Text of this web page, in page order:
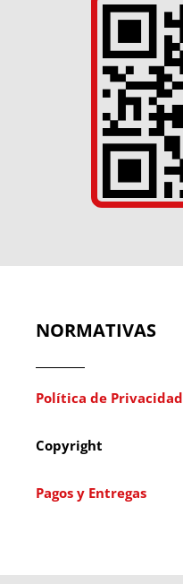
NORMATIVAS
Política de Privacidad
Copyright
Pagos y Entregas